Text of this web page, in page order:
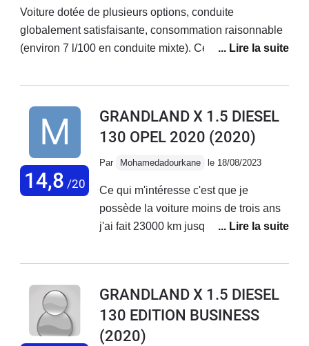
solution...
Voiture dotée de plusieurs options, conduite
globalement satisfaisante, consommation raisonnable
(environ 7 l/100 en conduite mixte). Cependant
très capricieux, espaces de rangement réduits,
récurrent de l'antipollution (retour au concessionnaire
une quinzaine de fois sans que le problème ne soit
réglé!!!).
14,8 /20
GRANDLAND X 1.5 DIESEL
130 OPEL 2020 (2020)
Par Mohamedadourkane le 18/08/2023
Ce qui m'intéresse c'est que je
possède la voiture moins de trois ans
j'ai fait 23000 km jusqu'à maintenant et
le témoin moteur et le défaut de
de la voiture La consommation
normale La sécurité idéal La
comfortable du voiture est satisfaisante
GRANDLAND X 1.5 DIESEL
130 EDITION BUSINESS
(2020)